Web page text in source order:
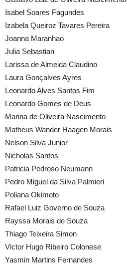
Isabel Soares Fagundes
Izabela Queiroz Tavares Pereira
Joanna Maranhao
Julia Sebastian
Larissa de Almeida Claudino
Laura Gonçalves Ayres
Leonardo Alves Santos Fim
Leonardo Gomes de Deus
Marina de Oliveira Nascimento
Matheus Wander Haagen Morais
Nelson Silva Junior
Nicholas Santos
Patricia Pedroso Neumann
Pedro Miguel da Silva Palmieri
Poliana Okimoto
Rafael Luiz Governo de Souza
Rayssa Morais de Souza
Thiago Teixeira Simon
Victor Hugo Ribeiro Colonese
Yasmin Martins Fernandes